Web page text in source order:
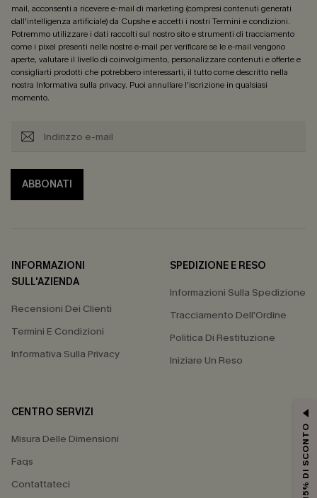
mail, acconsenti a ricevere e-mail di marketing (compresi contenuti generati
dall'intelligenza artificiale) da Cupshe e accetti i nostri Termini e condizioni.
Potremmo utilizzare i dati raccolti sul nostro sito e strumenti di tracciamento
come i pixel presenti nelle nostre e-mail per verificare se le e-mail vengono
aperte, valutare il livello di coinvolgimento, personalizzare contenuti e offerte e
consigliarti prodotti che potrebbero interessarti, il tutto come descritto nella
nostra Informativa sulla privacy. Puoi annullare l'iscrizione in qualsiasi
momento.
ABBONATI
INFORMAZIONI
SULL'AZIENDA
Recensioni Dei Clienti
Termini E Condizioni
Informativa Sulla Privacy
SPEDIZIONE E RESO
Informazioni Sulla Spedizione
Tracciamento Dell'Ordine
Politica Di Restituzione
Iniziare Un Reso
CENTRO SERVIZI
Misura Delle Dimensioni
Faqs
Contattateci
15% DI SCONTO